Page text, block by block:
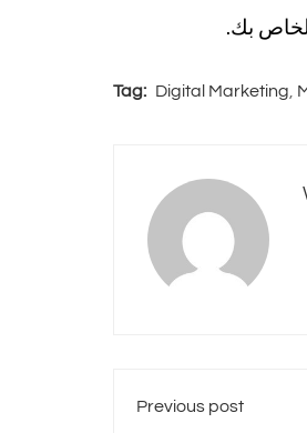
بك.
Tag: Digital Marketing
Previous post